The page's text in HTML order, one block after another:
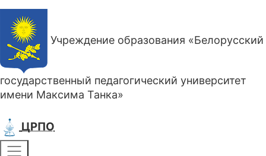
Учреждение образования «Белорусский
государственный педагогический университет
имени Максима Танка»
ЦРПО